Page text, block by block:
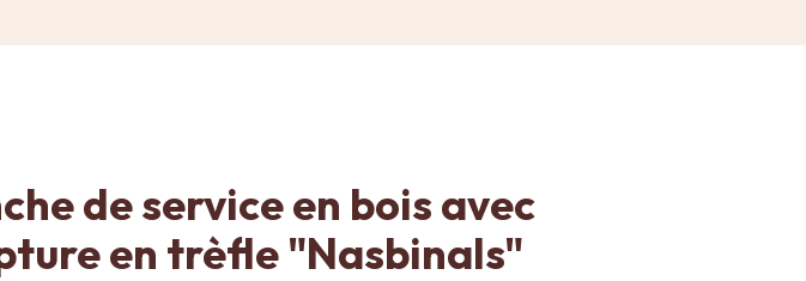
de service en bois avec
en trèfle "Nasbinals"